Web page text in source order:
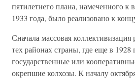
пятилетнего плана, намеченного
1933 года, было реализовано к
Сначала массовая коллективизация
тех районах страны, где еще в 1928
государственные или
окрепшие колхозы. К началу